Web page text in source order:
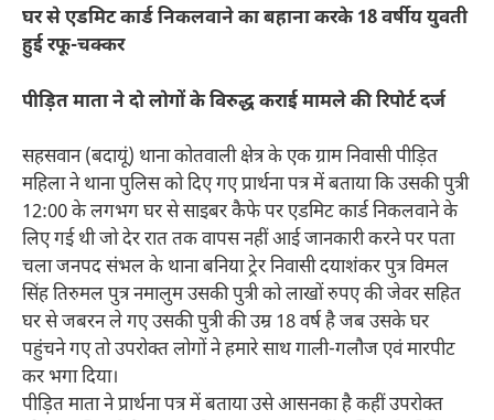
घर से एडमिट कार्ड निकलवाने का बहाना करके 18 वर्षीय युवती
हुई रफू-चक्कर
पीड़ित माता ने दो लोगों के विरुद्ध कराई मामले की रिपोर्ट दर्ज
सहसवान (बदायूं) थाना कोतवाली क्षेत्र के एक ग्राम निवासी पीड़ित
महिला ने थाना पुलिस को दिए गए प्रार्थना पत्र में बताया कि उसकी पुत्री
12:00 के लगभग घर से साइबर कैफे पर एडमिट कार्ड निकलवाने के
लिए गई थी जो देर रात तक वापस नहीं आई जानकारी करने पर पता
चला जनपद संभल के थाना बनिया ट्रेर निवासी दयाशंकर पुत्र विमल
सिंह तिरुमल पुत्र नमालुम उसकी पुत्री को लाखों रुपए की जेवर सहित
घर से जबरन ले गए उसकी पुत्री की उम्र 18 वर्ष है जब उसके घर
पहुंचने गए तो उपरोक्त लोगों ने हमारे साथ गाली-गलौज एवं मारपीट
कर भगा दिया।
पीड़ित माता ने प्रार्थना पत्र में बताया उसे आसनका है कहीं उपरोक्त